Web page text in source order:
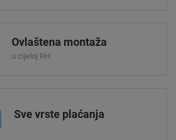
Ovlaštena montaža
u cijeloj RH
Sve vrste plaćanja